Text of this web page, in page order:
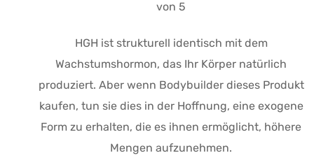
$984.54.
von 5
HGH ist strukturell identisch mit dem
Wachstumshormon, das Ihr Körper natürlich
produziert. Aber wenn Bodybuilder dieses Produkt
kaufen, tun sie dies in der Hoffnung, eine exogene
Form zu erhalten, die es ihnen ermöglicht, höhere
Mengen aufzunehmen.